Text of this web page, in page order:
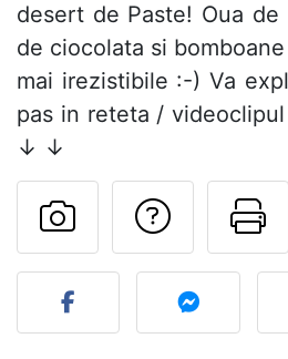
desert de Paste! Oua
de ciocolata si
mai irezistibile :-) Va
pas in reteta /
↓ ↓
Postează o